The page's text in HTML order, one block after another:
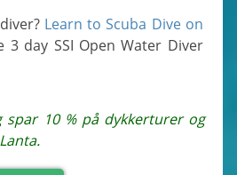
Learn to Scuba Dive on
3 day SSI Open Water Diver